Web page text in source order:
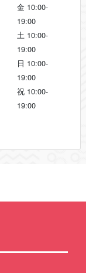
金 10:00-
19:00
土 10:00-
19:00
日 10:00-
19:00
祝 10:00-
19:00